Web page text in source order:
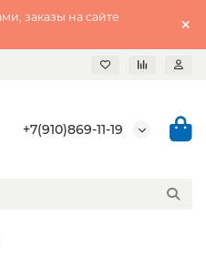
заказы на сайте
+7(910)869-11-19